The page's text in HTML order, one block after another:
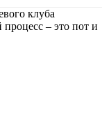
клуба
– это пот и